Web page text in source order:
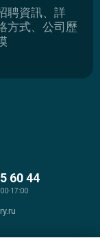
60 44
17:00